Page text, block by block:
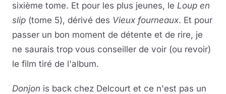
sixième tome. Et pour les plus jeunes, le Loup en
slip (tome 5), dérivé des Vieux fourneaux. Et pour
passer un bon moment de détente et de rire, je
ne saurais trop vous conseiller de voir (ou revoir)
le film tiré de l'album.
Donjon is back chez Delcourt et ce n'est pas un